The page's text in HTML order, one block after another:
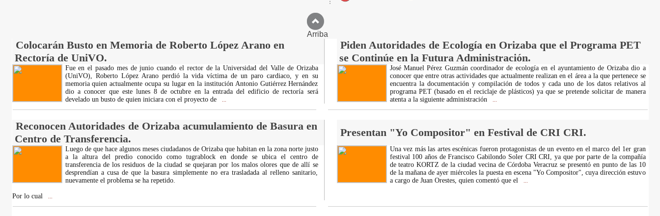
Arriba
Colocarán Busto en Memoria de Roberto López Arano en
Rectoría de UniVO.
Piden Autoridades de Ecología en Orizaba que el Programa PET
se Continúe en la Futura Administración.
Fue en el pasado mes de junio cuando el rector de la Universidad del Valle de Orizaba
(UniVO), Roberto López Arano perdió la vida víctima de un paro cardiaco, y en su
memoria quien actualmente ocupa su lugar en la institución Antonio Gutiérrez Hernández
dio a conocer que este lunes 8 de octubre en la entrada del edificio de rectoría será
develado un busto de quien iniciara con el proyecto de
José Manuel Pérez Guzmán coordinador de ecología en el ayuntamiento de Orizaba dio a
conocer que entre otras actividades que actualmente realizan en el área a la que pertenece se
encuentra la documentación y compilación de todos y cada uno de los datos relativos al
programa PET (basado en el reciclaje de plásticos) ya que se pretende solicitar de manera
atenta a la siguiente administración
Reconocen Autoridades de Orizaba acumulamiento de Basura en
Centro de Transferencia.
Presentan "Yo Compositor" en Festival de CRI CRI.
Luego de que hace algunos meses ciudadanos de Orizaba que habitan en la zona norte justo
a la altura del predio conocido como tugrablock en donde se ubica el centro de
transferencia de los residuos de la ciudad se quejaran por los malos olores que de allí se
desprendían a cusa de que la basura simplemente no era trasladada al relleno sanitario,
nuevamente el problema se ha repetido.
Por lo cual
Una vez más las artes escénicas fueron protagonistas de un evento en el marco del 1er gran
festival 100 años de Francisco Gabilondo Soler CRI CRI, ya que por parte de la compañía
de teatro KORTZ de la ciudad vecina de Córdoba Veracruz se presentó en punto de las 10
de la mañana de ayer miércoles la puesta en escena "Yo Compositor", cuya dirección estuvo
a cargo de Juan Orestes, quien comentó que el